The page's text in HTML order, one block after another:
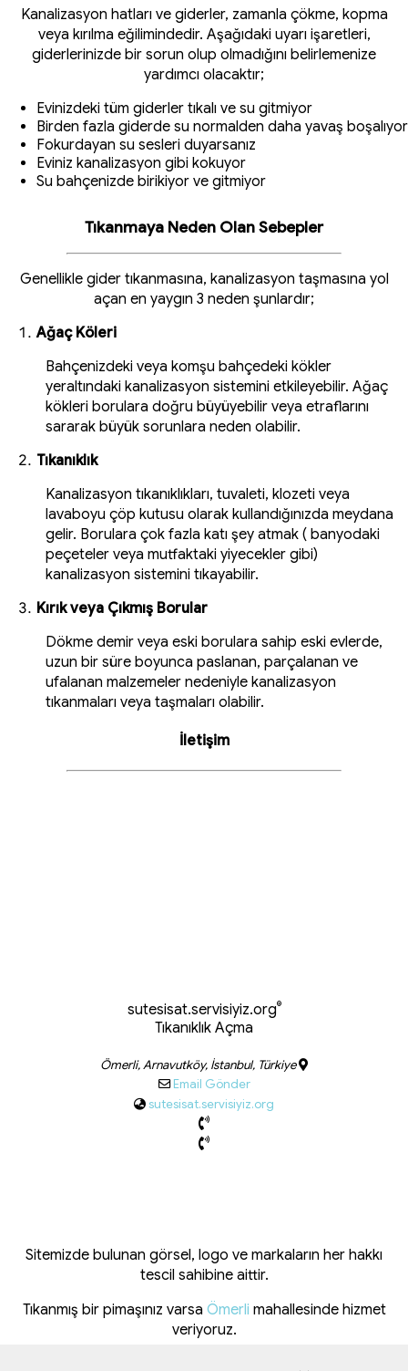
Kanalizasyon hatları ve giderler, zamanla çökme, kopma
veya kırılma eğilimindedir. Aşağıdaki uyarı işaretleri,
giderlerinizde bir sorun olup olmadığını belirlemenize
yardımcı olacaktır;
Evinizdeki tüm giderler tıkalı ve su gitmiyor
Birden fazla giderde su normalden daha yavaş boşalıyor
Fokurdayan su sesleri duyarsanız
Eviniz kanalizasyon gibi kokuyor
Su bahçenizde birikiyor ve gitmiyor
Tıkanmaya Neden Olan Sebepler
Genellikle gider tıkanmasına, kanalizasyon taşmasına yol
açan en yaygın 3 neden şunlardır;
Ağaç Köleri
Bahçenizdeki veya komşu bahçedeki kökler
yeraltındaki kanalizasyon sistemini etkileyebilir. Ağaç
kökleri borulara doğru büyüyebilir veya etraflarını
sararak büyük sorunlara neden olabilir.
Tıkanıklık
Kanalizasyon tıkanıklıkları, tuvaleti, klozeti veya
lavaboyu çöp kutusu olarak kullandığınızda meydana
gelir. Borulara çok fazla katı şey atmak ( banyodaki
peçeteler veya mutfaktaki yiyecekler gibi)
kanalizasyon sistemini tıkayabilir.
Kırık veya Çıkmış Borular
Dökme demir veya eski borulara sahip eski evlerde,
uzun bir süre boyunca paslanan, parçalanan ve
ufalanan malzemeler nedeniyle kanalizasyon
tıkanmaları veya taşmaları olabilir.
İletişim
sutesisat.servisiyiz.org®
Tıkanıklık Açma
Ömerli, Arnavutköy, İstanbul, Türkiye
Email Gönder
sutesisat.servisiyiz.org
Sitemizde bulunan görsel, logo ve markaların her hakkı
tescil sahibine aittir.
Tıkanmış bir pimaşınız varsa Ömerli mahallesinde hizmet
veriyoruz.